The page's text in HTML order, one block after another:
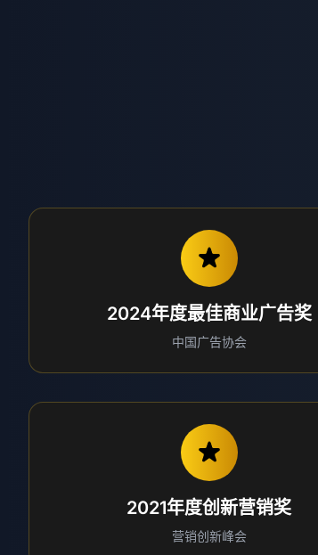
2024年度最佳商业广告奖
中国广告协会
2021年度创新营销奖
营销创新峰会